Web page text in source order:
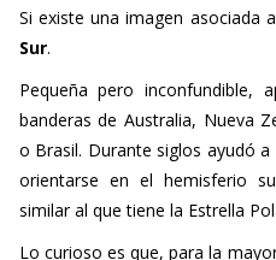
Si existe una imagen asociada
Sur.
Pequeña pero inconfundible,
banderas de Australia, Nueva
o Brasil. Durante siglos ayudó
orientarse en el hemisferio
similar al que tiene la Estrella
Lo curioso es que, para la